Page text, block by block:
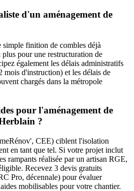
d'un aménagement de
simple finition de combles déjà
plus pour une restructuration de
également les délais administratifs
mois d'instruction) et les délais de
chargés dans la métropole
pour l'aménagement de
?
CEE) ciblent l'isolation
en tant que tel. Si votre projet inclut
rampants réalisée par un artisan RGE,
Recevez 3 devis gratuits
Pro, décennale) pour évaluer
mobilisables pour votre chantier.